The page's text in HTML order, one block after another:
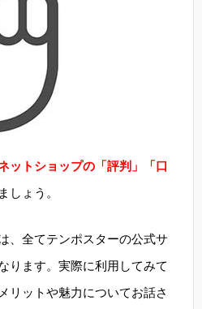
ットショップの「評判」「口
しょう。
、全てテンポスターの公式サ
ります。実際に利用してみて
リットや魅力についてお話さ